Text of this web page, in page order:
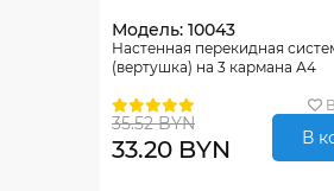
Модель: 10043
Настенная перекидная
(вертушка) на 3 кармана А4
35.52 BYN
33.20 BYN В